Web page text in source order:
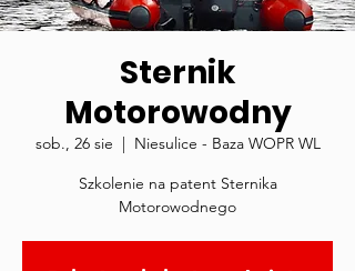
Sternik
Motorowodny
sob., 26 sie
  |
Niesulice - Baza WOPR WL
Szkolenie na patent Sternika
Motorowodnego